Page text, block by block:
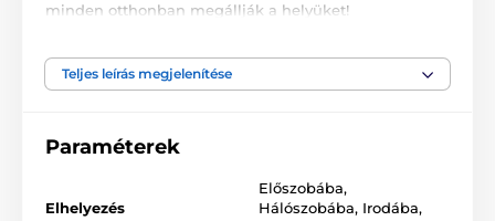
minden otthonban megállják a helyüket!
Számunkra fontos a minőség, ezért képeinkhez nem
képünket súlyú
. Nem feledkeztünk meg az
színek gondos kiválasztásáról sem, ami azt jelenti,
Teljes leírás megjelenítése
Paraméterek
Elhelyezés
Előszobába,
Hálószobába, Irodába,